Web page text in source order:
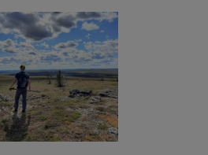
laskun sähköpostissa,
Mikäli maksat vain
"varaus2026".
mahdollista jos vaelluksen alkuun
EHDOT